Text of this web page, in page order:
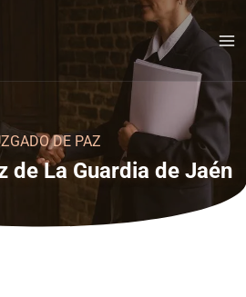
DE PAZ
de La Guardia de Jaén